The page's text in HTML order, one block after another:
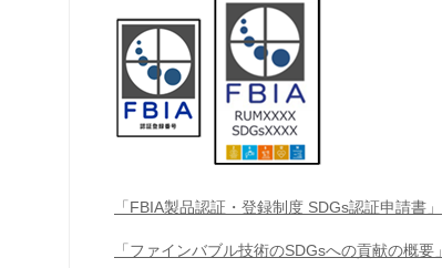
「FBIA製品認証・登録制度 SDGs認証申請書」
「ファインバブル技術のSDGsへの貢献の概要」